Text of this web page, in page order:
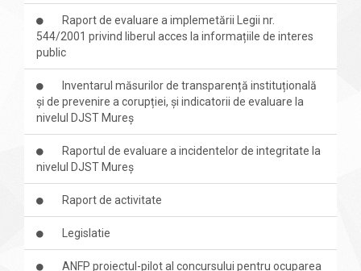
Raport de evaluare a implemetării Legii nr.
544/2001 privind liberul acces la informațiile de interes
public
Inventarul măsurilor de transparență instituțională
și de prevenire a corupției, și indicatorii de evaluare la
nivelul DJST Mureș
Raportul de evaluare a incidentelor de integritate la
nivelul DJST Mureș
Raport de activitate
Legislatie
ANFP proiectul-pilot al concursului pentru ocuparea